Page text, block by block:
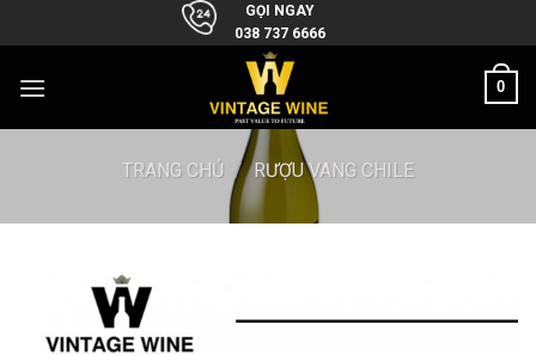
to
GỌI NGAY
038 737 6666
0
TRANG CHỦ / RƯỢU VANG CHILE